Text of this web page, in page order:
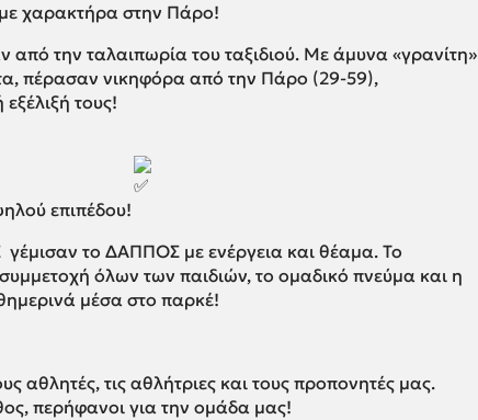
με χαρακτήρα στην Πάρο!
από την ταλαιπωρία του ταξιδιού. Με άμυνα «γρανίτη»
πέρασαν νικηφόρα από την Πάρο (29-59),
τους!
επιπέδου!
γέμισαν το ΔΑΠΠΟΣ με ενέργεια και θέαμα. Το
όλων των παιδιών, το ομαδικό πνεύμα και η
μέσα στο παρκέ!
αθλητές, τις αθλήτριες και τους προπονητές μας.
περήφανοι για την ομάδα μας!